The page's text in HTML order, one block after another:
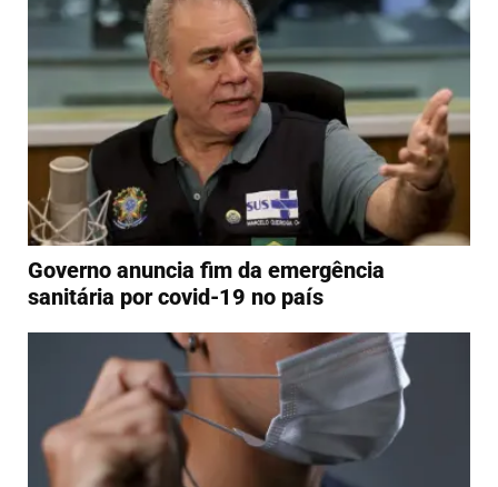
Governo anuncia fim da emergência
sanitária por covid-19 no país